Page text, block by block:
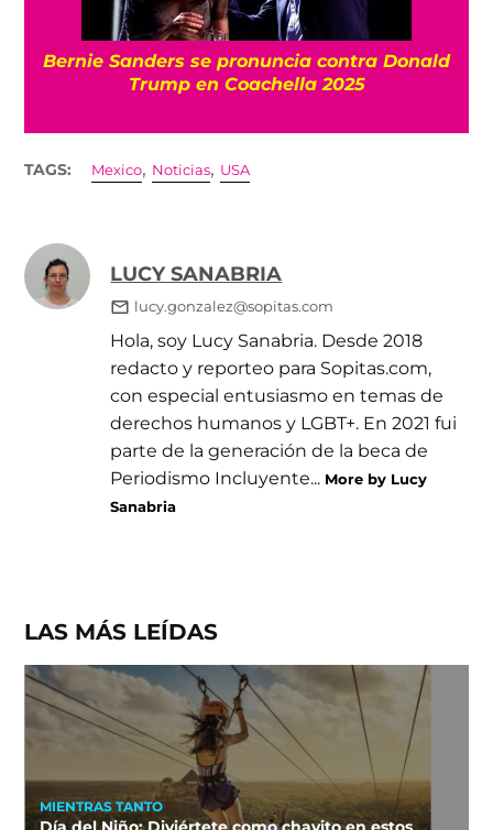
Bernie Sanders se pronuncia contra Donald
Trump en Coachella 2025
TAGS: Mexico, Noticias, USA
LUCY SANABRIA
lucy.gonzalez@sopitas.com
Hola, soy Lucy Sanabria. Desde 2018
redacto y reporteo para Sopitas.com,
con especial entusiasmo en temas de
derechos humanos y LGBT+. En 2021 fui
parte de la generación de la beca de
Periodismo Incluyente... More by Lucy
Sanabria
LAS MÁS LEÍDAS
MIENTRAS TANTO